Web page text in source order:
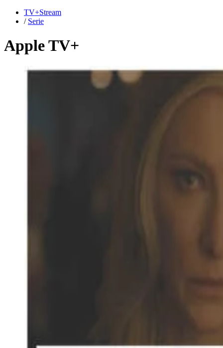
TV+Stream
/ Serie
Apple TV+